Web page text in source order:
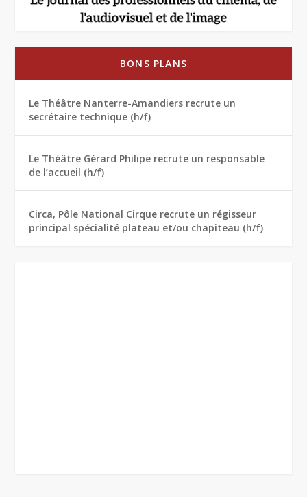
BONS PLANS
Le Théâtre Nanterre-Amandiers recrute un
secrétaire technique (h/f)
Le Théâtre Gérard Philipe recrute un responsable
de l’accueil (h/f)
Circa, Pôle National Cirque recrute un régisseur
principal spécialité plateau et/ou chapiteau (h/f)